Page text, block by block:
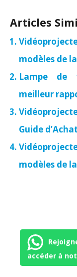
Articles
modèles de
Lampe de
meilleur
Guide
modèles de
accéder à